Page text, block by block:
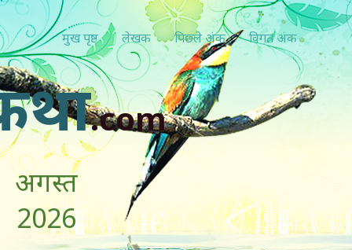
मुख पृष्ठ लेखक पिछ्ले अंक विगत अंक
.com
अगस्त
2026